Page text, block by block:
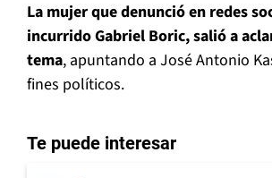
La mujer que denunció en redes
incurrido Gabriel Boric, salió a
tema, apuntando a José Antonio
fines políticos.
Te puede interesar